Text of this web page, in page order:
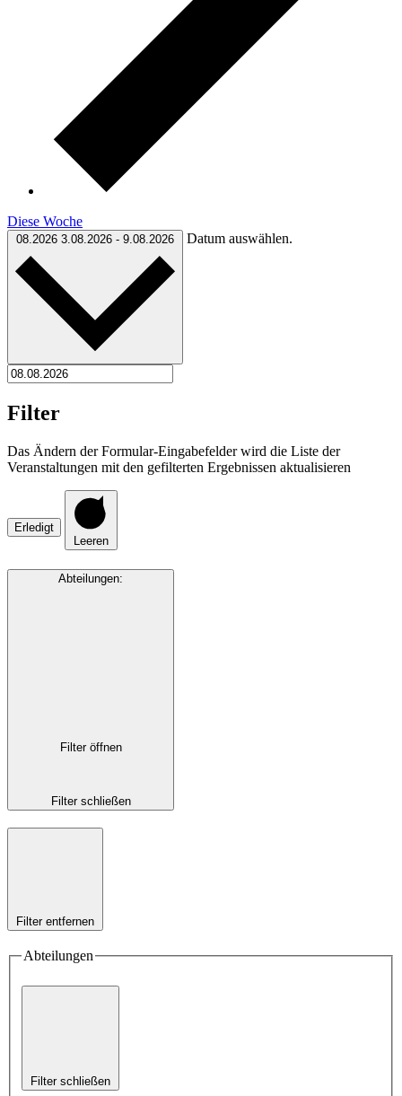
Diese Woche
08.2026 3.08.2026 - 9.08.2026 Datum auswählen.
Filter
Das Ändern der Formular-Eingabefelder wird die Liste der
Veranstaltungen mit den gefilterten Ergebnissen aktualisieren
Erledigt
Leeren
Abteilungen:
Filter öffnen
Filter schließen
Filter entfernen
Abteilungen
Filter schließen